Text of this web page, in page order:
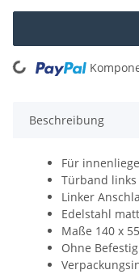
Loading...
Beschreibung
Für
Türband links
Linker
Edelstahl matt
Maße 140 x
Ohne